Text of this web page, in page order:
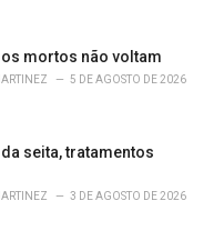
mortos não voltam
5 DE AGOSTO DE 2026
seita, tratamentos
3 DE AGOSTO DE 2026